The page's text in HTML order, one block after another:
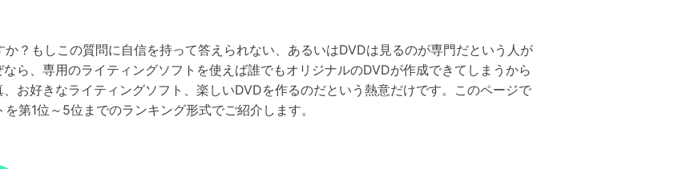
？もしこの質問に自信を持って答えられない、あるいはDVDは見るのが専門だという人が
ら、専用のライティングソフトを使えば誰でもオリジナルのDVDが作成できてしまうから
お好きなライティングソフト、楽しいDVDを作るのだという熱意だけです。このページで
第1位～5位までのランキング形式でご紹介します。